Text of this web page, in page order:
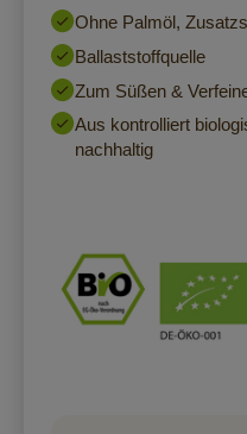
Ohne Palmöl,
Ballaststoffquelle
Zum Süßen &
Aus kontrolliert
nachhaltig